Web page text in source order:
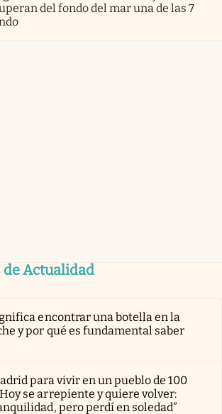
del fondo del mar una de las 7
de Actualidad
encontrar una botella en la
y por qué es fundamental saber
para vivir en un pueblo de 100
se arrepiente y quiere volver:
pero perdí en soledad”